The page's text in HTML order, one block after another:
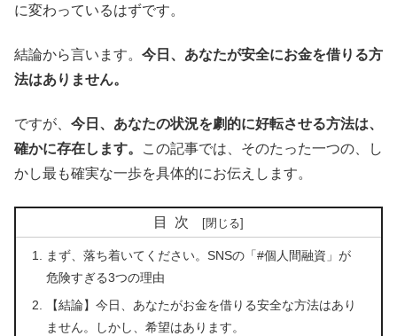
に変わっているはずです。
結論から言います。 今日、あなたが安全にお金を借りる方
法はありません。
ですが、 今日、あなたの状況を劇的に好転させる方法は、
確かに存在します。
この記事では、そのたった一つの、し
かし最も確実な一歩を具体的にお伝えします。
目次
まず、落ち着いてください。SNSの「#個人間融資」が
危険すぎる3つの理由
【結論】今日、あなたがお金を借りる安全な方法はあり
ません。しかし、希望はあります。